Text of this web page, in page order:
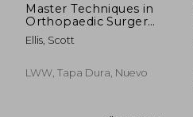
Master Techniques in
Orthopaedic Surgery:
The Foot and Ankle:
Print + eBook with
Inglés)
Ellis, Scott
LWW, Tapa Dura, Nuevo